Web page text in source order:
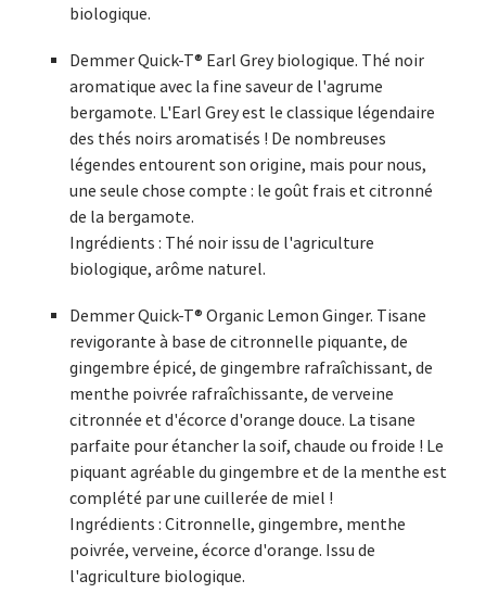
biologique.
Demmer Quick-T® Earl Grey biologique. Thé noir
aromatique avec la fine saveur de l'agrume
bergamote. L'Earl Grey est le classique légendaire
des thés noirs aromatisés ! De nombreuses
légendes entourent son origine, mais pour nous,
une seule chose compte : le goût frais et citronné
de la bergamote.
Ingrédients : Thé noir issu de l'agriculture
biologique, arôme naturel.
Demmer Quick-T® Organic Lemon Ginger. Tisane
revigorante à base de citronnelle piquante, de
gingembre épicé, de gingembre rafraîchissant, de
menthe poivrée rafraîchissante, de verveine
citronnée et d'écorce d'orange douce. La tisane
parfaite pour étancher la soif, chaude ou froide ! Le
piquant agréable du gingembre et de la menthe est
complété par une cuillerée de miel !
Ingrédients : Citronnelle, gingembre, menthe
poivrée, verveine, écorce d'orange. Issu de
l'agriculture biologique.